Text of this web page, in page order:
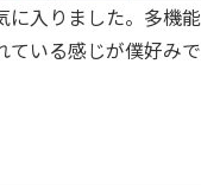
に入りました。多機能
ている感じが僕好みで